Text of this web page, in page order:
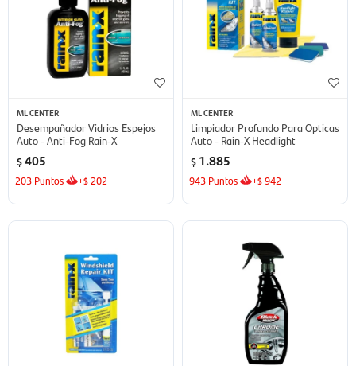
ML CENTER
Desempañador Vidrios Espejos
Auto - Anti-Fog Rain-X
$405
203 Puntos +$ 202
ML CENTER
Limpiador Profundo Para Opticas
Auto - Rain-X Headlight
$ 1.885
943 Puntos +$942